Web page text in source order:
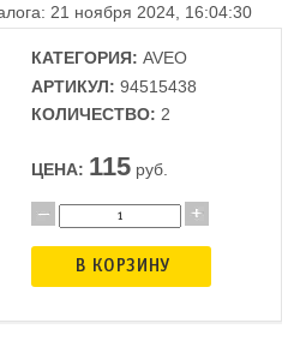
21 ноября 2024, 16:04:30
КАТЕГОРИЯ: AVEO
АРТИКУЛ: 94515438
КОЛИЧЕСТВО: 2
ЦЕНА: 115 руб.
В КОРЗИНУ